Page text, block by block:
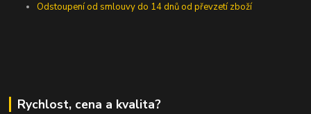
Odstoupení od smlouvy do 14 dnů od převzetí zboží
Rychlost, cena a kvalita?